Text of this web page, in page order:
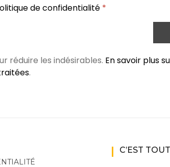
de confidentialité *
réduire les indésirables. En savoir plus
.
C’EST